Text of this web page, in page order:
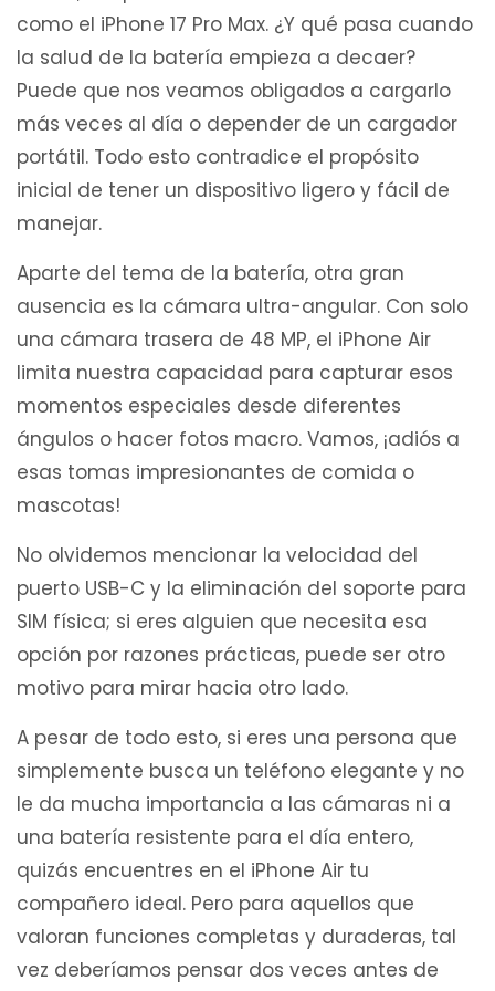
como el iPhone 17 Pro Max. ¿Y qué pasa cuando
la salud de la batería empieza a decaer?
Puede que nos veamos obligados a cargarlo
más veces al día o depender de un cargador
portátil. Todo esto contradice el propósito
inicial de tener un dispositivo ligero y fácil de
manejar.
Aparte del tema de la batería, otra gran
ausencia es la cámara ultra-angular. Con solo
una cámara trasera de 48 MP, el iPhone Air
limita nuestra capacidad para capturar esos
momentos especiales desde diferentes
ángulos o hacer fotos macro. Vamos, ¡adiós a
esas tomas impresionantes de comida o
mascotas!
No olvidemos mencionar la velocidad del
puerto USB-C y la eliminación del soporte para
SIM física; si eres alguien que necesita esa
opción por razones prácticas, puede ser otro
motivo para mirar hacia otro lado.
A pesar de todo esto, si eres una persona que
simplemente busca un teléfono elegante y no
le da mucha importancia a las cámaras ni a
una batería resistente para el día entero,
quizás encuentres en el iPhone Air tu
compañero ideal. Pero para aquellos que
valoran funciones completas y duraderas, tal
vez deberíamos pensar dos veces antes de